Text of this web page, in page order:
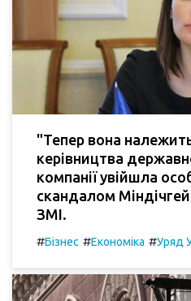
"Тепер вона
керівництва
компанії увійшла
скандалом
ЗМІ.
#Бізнес #Економіка #Уряд